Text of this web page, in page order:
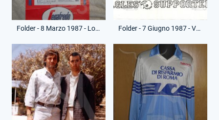
Folder - 8 Marzo 1987 - Locandina - Campionato Serie B - Bologna-Lazio Folder - 7 Giugno 1987 - Volantino Eagles' Supporters - Lazio-Lecce